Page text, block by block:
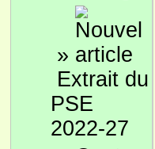
»
Extrait du
PSE
2022-27